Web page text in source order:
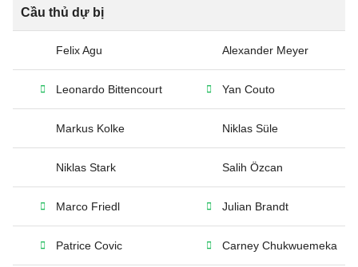
Cầu thủ dự bị
Felix Agu Alexander Meyer
Leonardo Bittencourt Yan Couto
Markus Kolke Niklas Süle
Niklas Stark Salih Özcan
Marco Friedl Julian Brandt
Patrice Covic Carney Chukwuemeka